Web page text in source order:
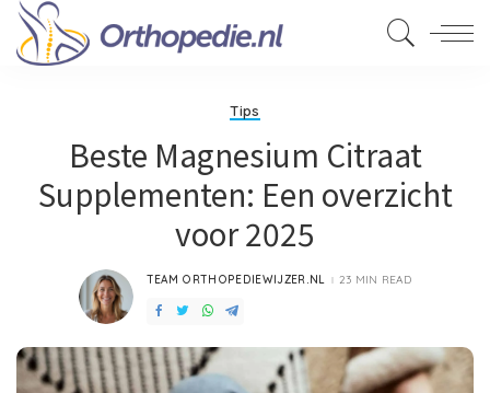
Tips
Beste Magnesium Citraat
Supplementen: Een overzicht
voor 2025
POSTED
TEAM ORTHOPEDIEWIJZER.NL 23 MIN READ